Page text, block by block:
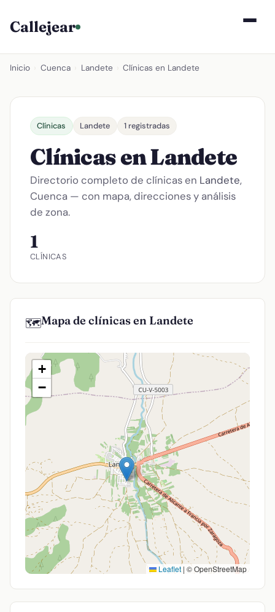
Callejear
Inicio Cuenca Landete Clínicas en Landete
Clínicas Landete 1 registradas
Clínicas en Landete
Directorio completo de clínicas en Landete,
Cuenca — con mapa, direcciones y análisis
de zona.
1
CLÍNICAS
🗺️Mapa de clínicas en Landete
+
−
Leaflet | © OpenStreetMap